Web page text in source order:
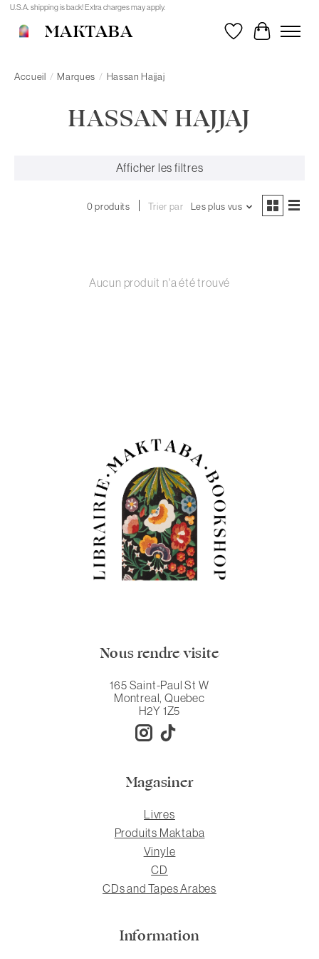
U.S.A. shipping is back! Extra charges may apply.
MAKTABA Liste de souhaits
Panier
Accueil / Marques / Hassan Hajjaj
HASSAN HAJJAJ
Afficher les filtres
0 produits Trier par Les plus vus
Aucun produit n'a été trouvé
Nous rendre visite
165 Saint-Paul St W
Montreal, Quebec
H2Y 1Z5
Magasiner
Livres
Produits Maktaba
Vinyle
CD
CDs and Tapes Arabes
Information